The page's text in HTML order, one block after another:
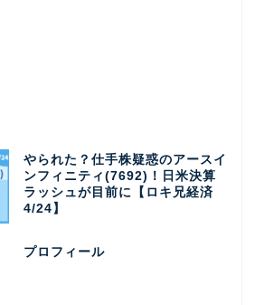
やられた？仕手株疑惑のアースイ
ンフィニティ(7692)！日米決算
ラッシュが目前に【ロキ兄経済
4/24】
プロフィール